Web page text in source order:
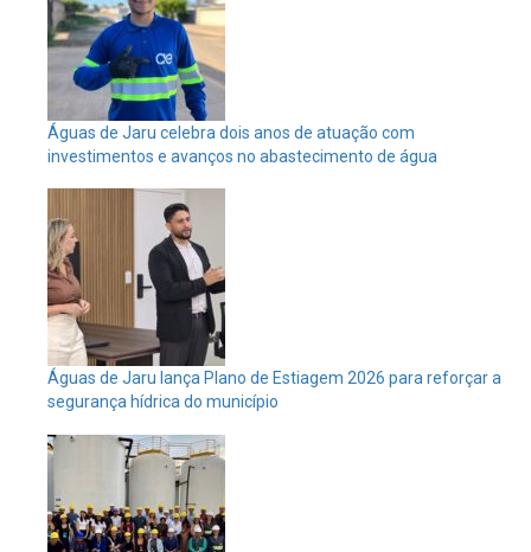
Águas de Jaru celebra dois anos de atuação com
investimentos e avanços no abastecimento de água
Águas de Jaru lança Plano de Estiagem 2026 para reforçar a
segurança hídrica do município